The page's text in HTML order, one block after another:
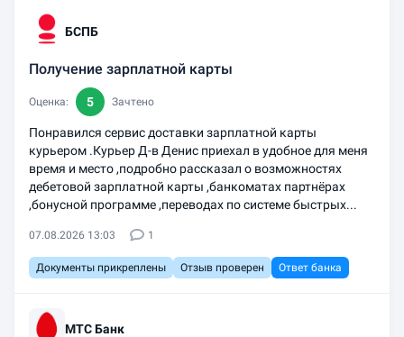
Получение зарплатной карты
БСПБ
Оценка: 5 Зачтено
Понравился сервис доставки зарплатной карты
курьером .Курьер Д-в Денис приехал в удобное для меня
время и место ,подробно рассказал о возможностях
дебетовой зарплатной карты ,банкоматах партнёрах
,бонусной программе ,переводах по системе быстрых...
07.08.2026 13:03 1
Документы прикреплены Отзыв проверен Ответ банка
МТС Банк